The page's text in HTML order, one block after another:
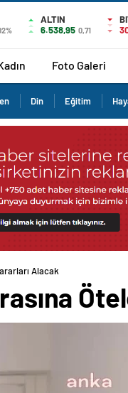
ALTIN
6.538,95 0,71
Foto Galeri
Din Eğitim
Alacak